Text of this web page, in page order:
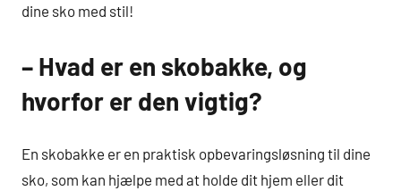
dine sko med stil!
– Hvad er en skobakke, og
hvorfor er den vigtig?
En skobakke er en praktisk opbevaringsløsning til dine
sko, som kan hjælpe med at holde dit hjem eller dit